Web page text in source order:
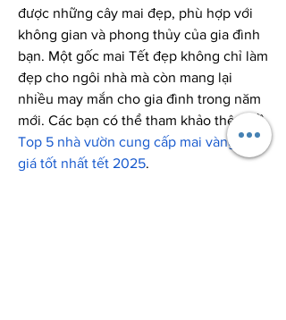
được những cây mai đẹp, phù hợp với
không gian và phong thủy của gia đình
bạn. Một gốc mai Tết đẹp không chỉ làm
đẹp cho ngôi nhà mà còn mang lại
nhiều may mắn cho gia đình trong năm
mới. Các bạn có thể tham khảo thêm về
Top 5 nhà vườn cung cấp mai vàng sỉ
giá tốt nhất tết 2025.